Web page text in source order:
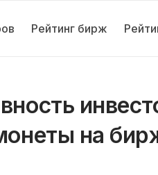
Рейтинг бирж
на